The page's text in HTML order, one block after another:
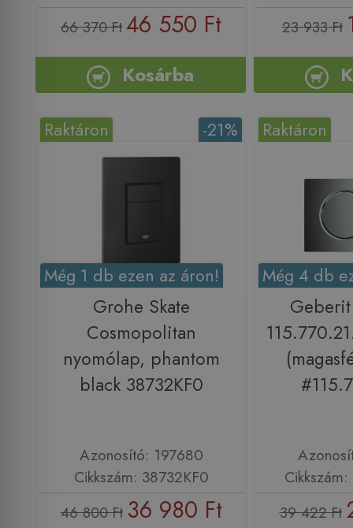
66 370 Ft46 550 Ft
Kosárba
23 933 Ft
-21%
Raktáron
Még 1 db ezen az áron!
Grohe Skate
Cosmopolitan
nyomólap, phantom
black 38732KF0
Azonosító: 197680
Cikkszám: 38732KF0
46 800 Ft 36 980 Ft
Raktáron
Még 4 db
39 422 Ft